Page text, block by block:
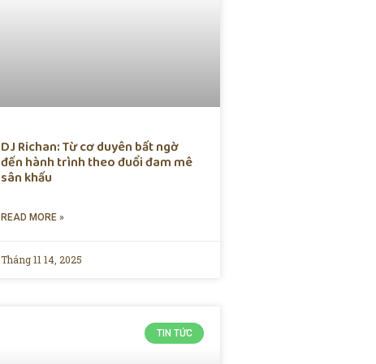
DJ Richan: Từ cơ duyên bất ngờ
đến hành trình theo đuổi đam mê
sân khấu
READ MORE »
Tháng 11 14, 2025
TIN TỨC